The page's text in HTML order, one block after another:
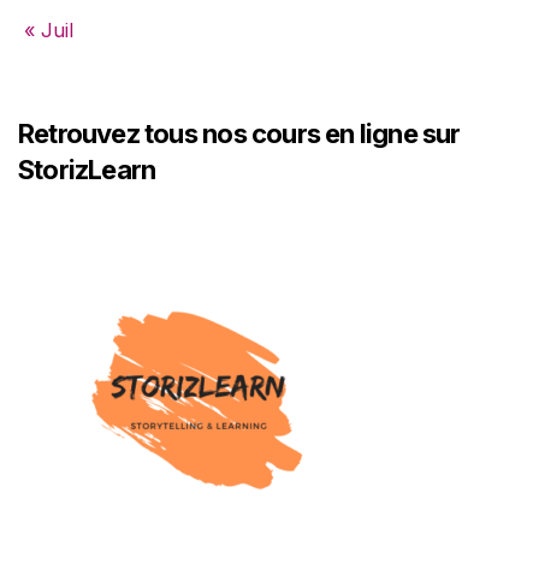
« Juil
Retrouvez tous nos cours en ligne sur
StorizLearn